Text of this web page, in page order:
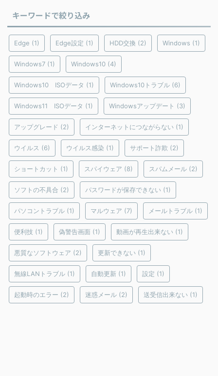
キーワードで絞り込み
Edge (1) Edge設定 (1) HDD交換 (2) Windows (1)
Windows7 (1) Windows10 (4)
Windows10 ISOデータ (1) Windows10トラブル (6)
Windows11 ISOデータ (1) Windowsアップデート (3)
アップグレード (2) インターネットにつながらない (1)
ウイルス (6) ウイルス感染 (1) サポート詐欺 (2)
ショートカット (1) スパイウェア (8) スパムメール (2)
ソフトの不具合 (2) パスワードが保存できない (1)
パソコントラブル (1) マルウェア (7) メールトラブル (1)
便利技 (1) 偽警告画面 (1) 動画が再生出来ない (1)
悪質なソフトウェア (2) 更新できない (1)
無線LANトラブル (1) 自動更新 (1) 設定 (1)
起動時のエラー (2) 迷惑メール (2) 送受信出来ない (1)